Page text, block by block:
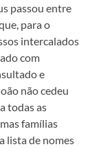
passou entre
para o
intercalados
com
e
não cedeu
todas as
famílias
lista de nomes